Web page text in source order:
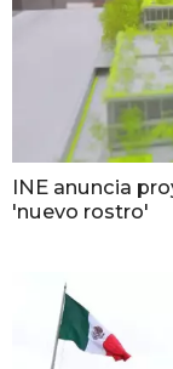
INE anuncia
'nuevo rostro'